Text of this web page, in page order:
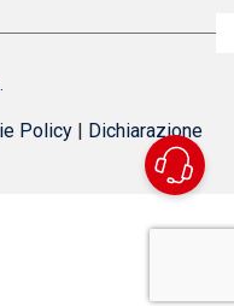
Policy | Dichiarazione